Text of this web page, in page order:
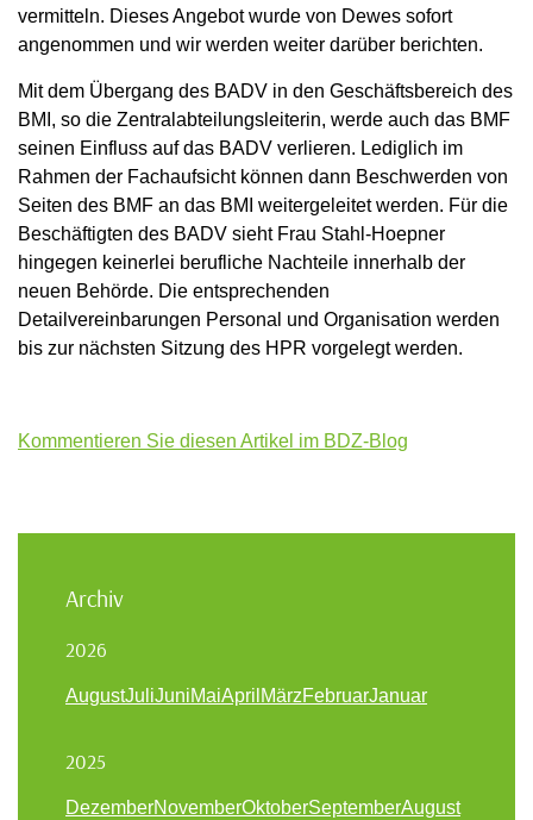
vermitteln. Dieses Angebot wurde von Dewes sofort
angenommen und wir werden weiter darüber berichten.
Mit dem Übergang des BADV in den Geschäftsbereich des
BMI, so die Zentralabteilungsleiterin, werde auch das BMF
seinen Einfluss auf das BADV verlieren. Lediglich im
Rahmen der Fachaufsicht können dann Beschwerden von
Seiten des BMF an das BMI weitergeleitet werden. Für die
Beschäftigten des BADV sieht Frau Stahl-Hoepner
hingegen keinerlei berufliche Nachteile innerhalb der
neuen Behörde. Die entsprechenden
Detailvereinbarungen Personal und Organisation werden
bis zur nächsten Sitzung des HPR vorgelegt werden.
Kommentieren Sie diesen Artikel im BDZ-Blog
Archiv
2026
AugustJuliJuniMaiApril MärzFebruarJanuar
2025
DezemberNovemberOktoberSeptemberAugust